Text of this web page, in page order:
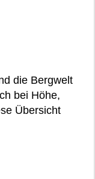
die Bergwelt
bei Höhe,
Übersicht